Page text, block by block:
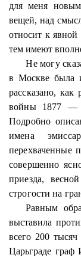
для меня новым
вещей, над
относит к явной
тем имеют
Не могу
в Москве была
рассказано, как
войны 1877 —
Подробно
имена
перехваченные
совершенно
приезда,
строгости на
Равным
выставила
всего 200
Царьграде граф